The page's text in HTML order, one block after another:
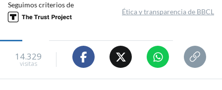
Seguimos criterios de
Ética y transparencia de BBCL
14.329
visitas